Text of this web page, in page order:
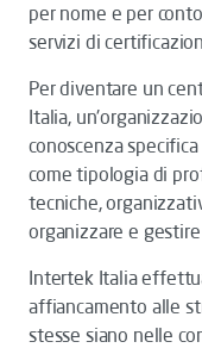
per nome e per
servizi di
Perdiventare un
Italia,
conoscenza
come tipologia di
tecniche,
organizzare e
Intertek Italia
affiancamento alle
stesse siano nelle